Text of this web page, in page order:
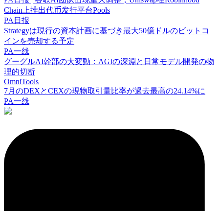
Chain上推出代币发行平台Pools
PA日报
Strategyは現行の資本計画に基づき最大50億ドルのビットコ
インを売却する予定
PA一线
グーグルAI幹部の大変動：AGIの深淵と日常モデル開発の物
理的切断
OmniTools
7月のDEXとCEXの現物取引量比率が過去最高の24.14%に
PA一线